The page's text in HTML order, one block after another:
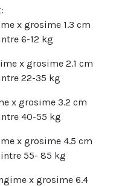
lei.
x grosime 1.3 cm
6-12 kg
x grosime 2.1 cm
22-35 kg
x grosime 3.2 cm
40-55 kg
x grosime 4.5 cm
55- 85 kg
x grosime 6.4